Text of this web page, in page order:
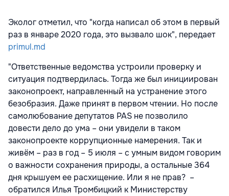
Эколог отметил, что "когда написал об этом в первый
раз в январе 2020 года, это вызвало шок", передает
primul.md
"Ответственные ведомства устроили проверку и
ситуация подтвердилась. Тогда же был инициирован
законопроект, направленный на устранение этого
безобразия. Даже принят в первом чтении. Но после
самолюбование депутатов PAS не позволило
довести дело до ума – они увидели в таком
законопроекте коррупционные намерения. Так и
живём – раз в год – 5 июля – с умным видом говорим
о важности сохранения природы, а остальные 364
дня крышуем ее расхищение. Или я не прав? –
обратился Илья Тромбицкий к Министерству